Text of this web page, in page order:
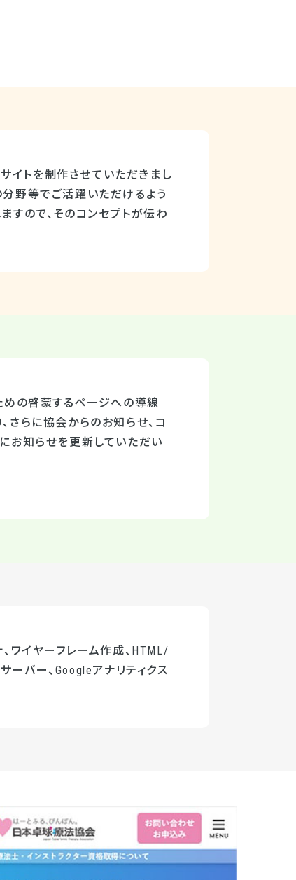
イトを制作させていただきまし
野等でご活躍いただけるよう
すので、そのコンセプトが伝わ
めの啓蒙するページへの導線
さらに協会からのお知らせ、コ
お知らせを更新していただい
ワイヤーフレーム作成、HTML/
ーバー、Googleアナリティクス